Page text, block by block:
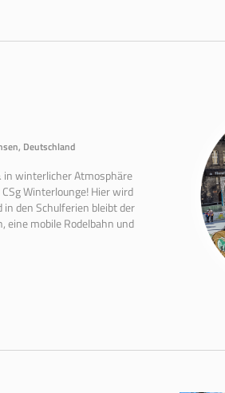
Deutschland
in winterlicher Atmosphäre
Winterlounge! Hier wird
den Schulferien bleibt der
eine mobile Rodelbahn und